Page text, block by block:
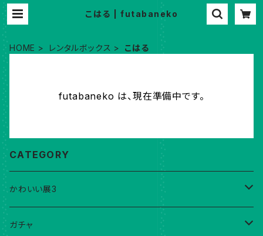
こはる | futabaneko
HOME レンタルボックス こはる
futabaneko は、現在準備中です。
CATEGORY
かわいい展3
こはる
ガチャ